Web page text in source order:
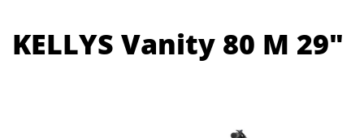
KELLYS Vanity 80 M 29"